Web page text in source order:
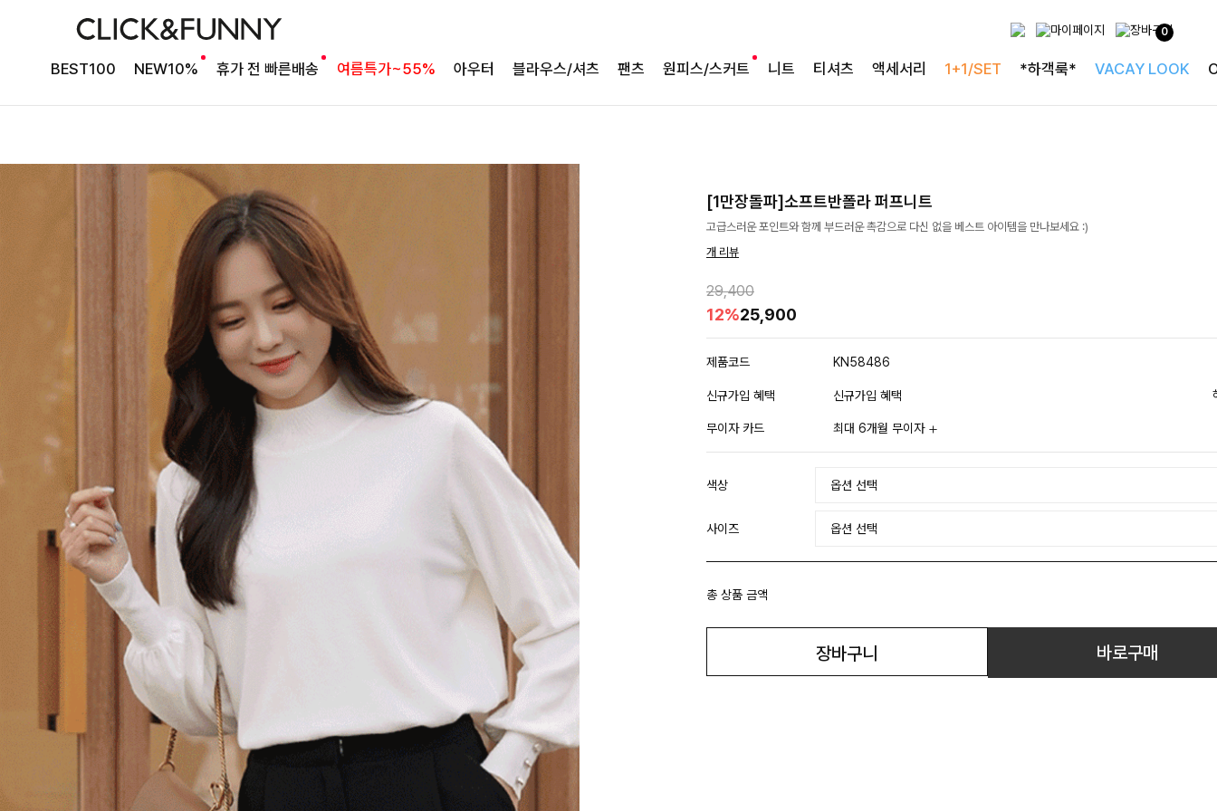
0
BEST100 NEW10% 휴가 전 빠른배송 여름특가~55% 아우터 블라우스/셔츠 팬츠 원피스/스커트 니트 티셔츠 액세서리 1+1/SET *하객룩* VACAY LOOK
[1만장돌파]소프트반폴라 퍼프니트
고급스러운 포인트와 함께 부드러운 촉감으로 다신 없을 베스트 아이템을 만나보세요 :)
개 리뷰
29,400
12%25,900
제품코드 KN58486
신규가입 혜택 신규가입 혜택
무이자 카드 최대 6개월 무이자
색상
사이즈
총 상품 금액
장바구니 바로구매